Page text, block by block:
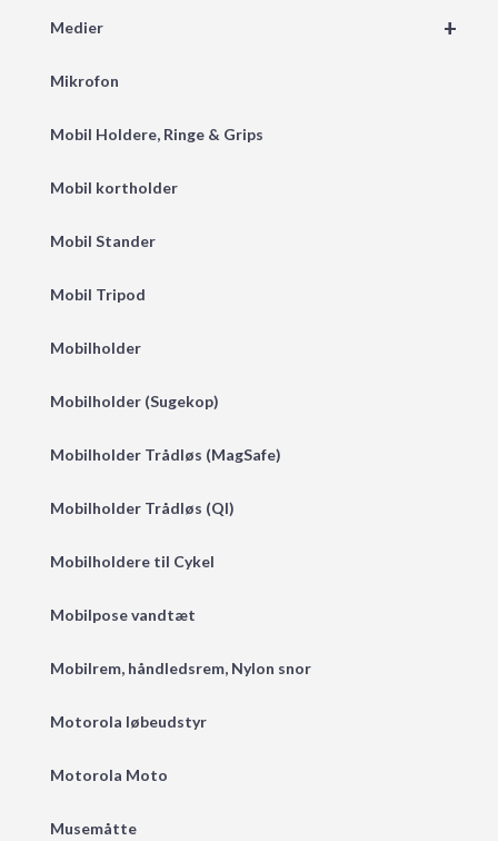
+
Medier
Mikrofon
Mobil Holdere, Ringe & Grips
Mobil kortholder
Mobil Stander
Mobil Tripod
Mobilholder
Mobilholder (Sugekop)
Mobilholder Trådløs (MagSafe)
Mobilholder Trådløs (QI)
Mobilholdere til Cykel
Mobilpose vandtæt
Mobilrem, håndledsrem, Nylon snor
Motorola løbeudstyr
Motorola Moto
Musemåtte